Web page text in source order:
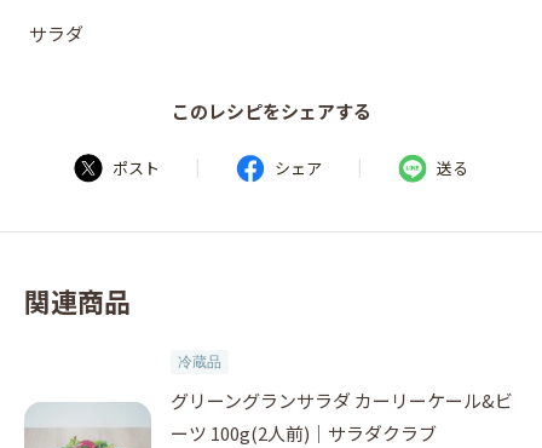
サラダ
このレシピをシェアする
ポスト | シェア | 送る
関連商品
冷蔵品
グリーングランサラダ カーリーケール&ビ
ーツ 100g(2人前)｜サラダクラブ